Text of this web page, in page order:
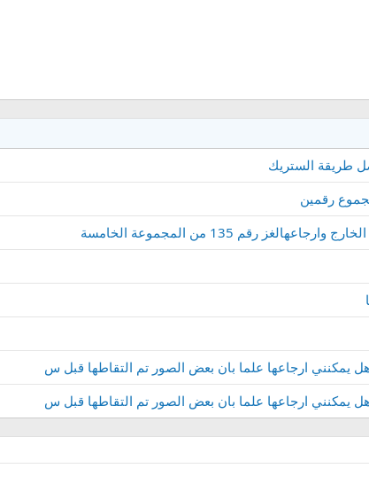
طريقة الستريك
رقم 135 من المجموعة الخامسة
ارجاعها علما بان بعض الصور تم التقاطها قبل س
ارجاعها علما بان بعض الصور تم التقاطها قبل س